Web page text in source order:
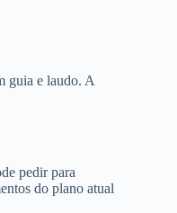
guia e laudo. A
pedir para
do plano atual